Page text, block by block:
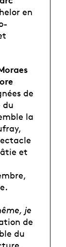
en
de
du
la
et
je
de
du